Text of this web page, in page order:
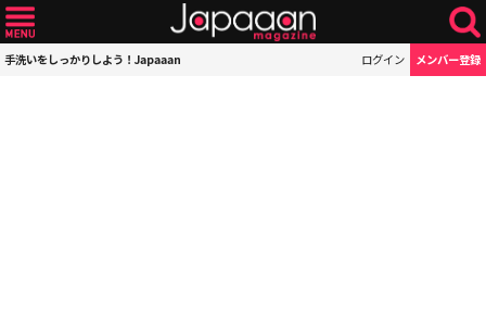
手洗いをしっかりしよう！Japaaan ログイン メンバー登録